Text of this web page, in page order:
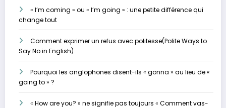
« I’m coming » ou « I’m going » : une petite différence qui
change tout
Comment exprimer un refus avec politesse(Polite Ways to
Say No in English)
Pourquoi les anglophones disent-ils « gonna » au lieu de «
going to » ?
« How are you? » ne signifie pas toujours « Comment vas-